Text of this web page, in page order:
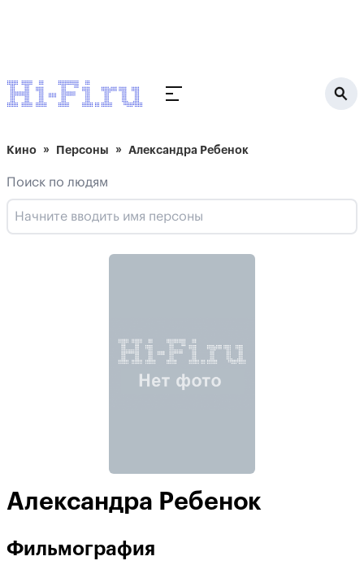
Кино Персоны Александра Ребенок
Поиск по людям
Александра Ребенок
Фильмография